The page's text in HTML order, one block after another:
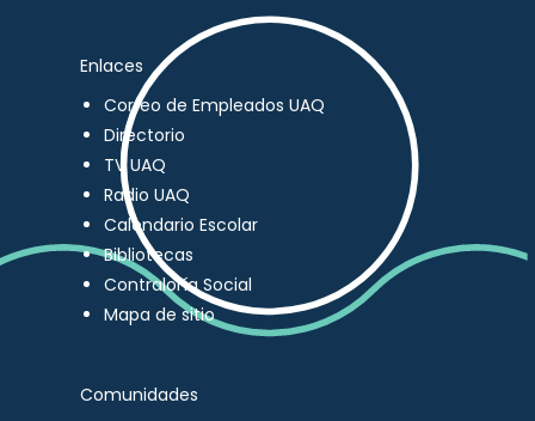
Enlaces
Correo de Empleados UAQ
Directorio
TV UAQ
Radio UAQ
Calendario Escolar
Bibliotecas
Contraloría Social
Mapa de sitio
Comunidades